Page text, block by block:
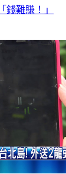
錢難賺！」